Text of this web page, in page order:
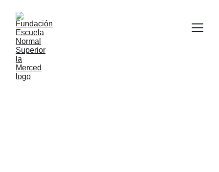
Encuentro de Normales